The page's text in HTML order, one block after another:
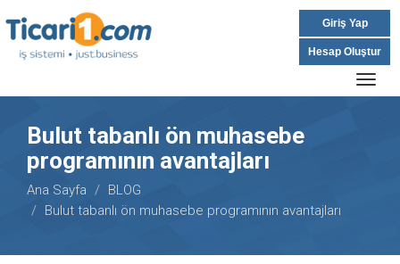
Bulut tabanlı ön muhasebe
programının avantajları
Ana Sayfa
BLOG
Bulut tabanlı ön muhasebe programının avantajları
Giriş Yap
Hesap Oluştur